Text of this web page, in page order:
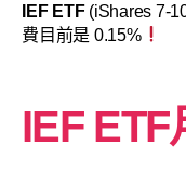
IEF ETF(iShares 7-
費目前是 0.15%
IEF ETF